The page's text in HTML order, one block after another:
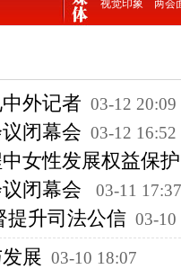
外记者 03-12 20:09
闭幕会 03-12 16:52
女性发展权益保护
闭幕会
03-11 17:37
提升司法公信 03-10
展 03-10 18:07